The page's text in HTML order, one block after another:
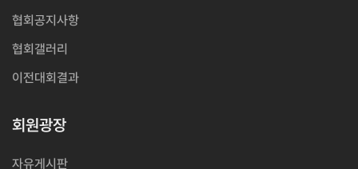
협회공지사항
협회갤러리
이전대회결과
회원광장
자유게시판